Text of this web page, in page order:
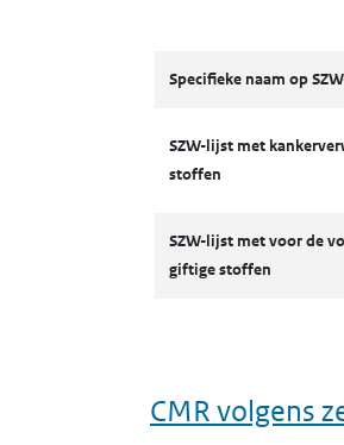
Specifieke naam op
SZW-lijst met
stoffen
SZW-lijst met voor de
giftige stoffen
CMR volgens